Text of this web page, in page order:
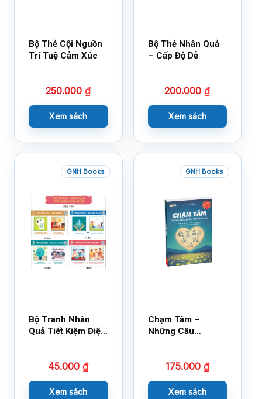
Bộ Thẻ Cội Nguồn
Trí Tuệ Cảm Xúc
250.000₫
Xem sách
Bộ Thẻ Nhân Quả
– Cấp Độ Dễ
200.000₫
Xem sách
GNH Books
Bộ Tranh Nhân
Quả Tiết Kiệm Điện
45.000₫
Xem sách
GNH Books
Chạm Tâm –
Những Câu
175.000 ₫
Xem sách